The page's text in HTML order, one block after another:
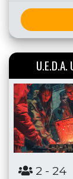
U.E.D.A.
2 - 24